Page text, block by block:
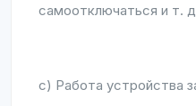
самоотключаться и т.
c) Работа устройства